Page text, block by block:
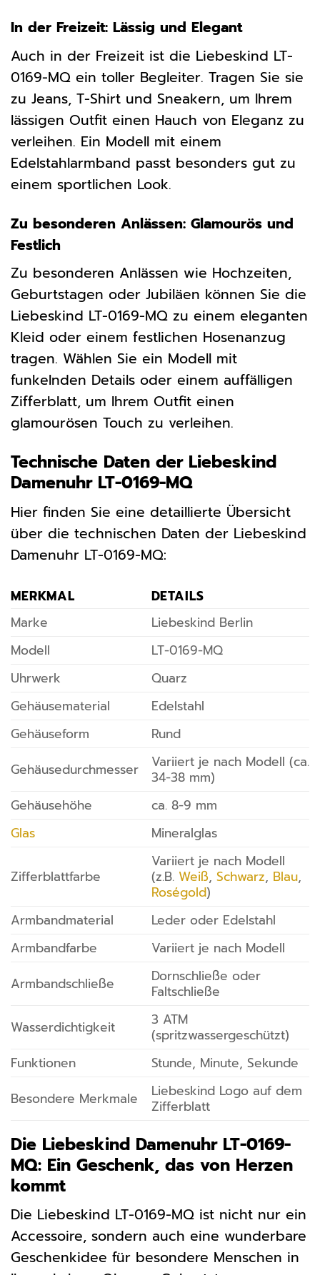
In der Freizeit: Lässig und Elegant
Auch in der Freizeit ist die Liebeskind LT-
0169-MQ ein toller Begleiter. Tragen Sie sie
zu Jeans, T-Shirt und Sneakern, um Ihrem
lässigen Outfit einen Hauch von Eleganz zu
verleihen. Ein Modell mit einem
Edelstahlarmband passt besonders gut zu
einem sportlichen Look.
Zu besonderen Anlässen: Glamourös und
Festlich
Zu besonderen Anlässen wie Hochzeiten,
Geburtstagen oder Jubiläen können Sie die
Liebeskind LT-0169-MQ zu einem eleganten
Kleid oder einem festlichen Hosenanzug
tragen. Wählen Sie ein Modell mit
funkelnden Details oder einem auffälligen
Zifferblatt, um Ihrem Outfit einen
glamourösen Touch zu verleihen.
Technische Daten der Liebeskind
Damenuhr LT-0169-MQ
Hier finden Sie eine detaillierte Übersicht
über die technischen Daten der Liebeskind
Damenuhr LT-0169-MQ:
MERKMAL
DETAILS
Marke
Liebeskind Berlin
Modell
LT-0169-MQ
Uhrwerk
Quarz
Gehäusematerial
Edelstahl
Gehäuseform
Rund
Gehäusedurchmesser
Variiert je nach Modell (ca.
34-38 mm)
Gehäusehöhe
ca. 8-9 mm
Glas
Mineralglas
Zifferblattfarbe
Variiert je nach Modell
(z.B. Weiß, Schwarz, Blau,
Roségold)
Armbandmaterial
Leder oder Edelstahl
Armbandfarbe
Variiert je nach Modell
Armbandschließe
Dornschließe oder
Faltschließe
Wasserdichtigkeit
3 ATM
(spritzwassergeschützt)
Funktionen
Stunde, Minute, Sekunde
Besondere Merkmale
Liebeskind Logo auf dem
Zifferblatt
Die Liebeskind Damenuhr LT-0169-
MQ: Ein Geschenk, das von Herzen
kommt
Die Liebeskind LT-0169-MQ ist nicht nur ein
Accessoire, sondern auch eine wunderbare
Geschenkidee für besondere Menschen in